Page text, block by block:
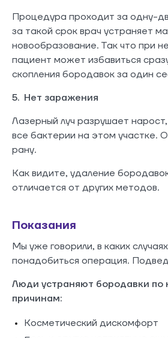
Процедура проходит за одну-
за такой срок врач устраняет
новообразование. Так что при
пациент может избавиться
скопления бородавок за один
5. Нет заражения
Лазерный луч разрушает
все бактерии на этом участке.
рану.
Как видите, удаление
отличается от других методов.
Показания
Мы уже говорили, в каких
понадобиться операция.
Люди устраняют бородавки по
причинам:
Косметический дискомфорт